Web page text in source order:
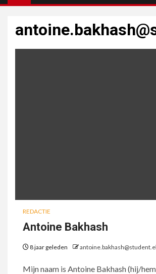
REDACTIE
Antoine Bakhash
8 jaar geleden
Mijn naam is Antoine Bakhash (hij/